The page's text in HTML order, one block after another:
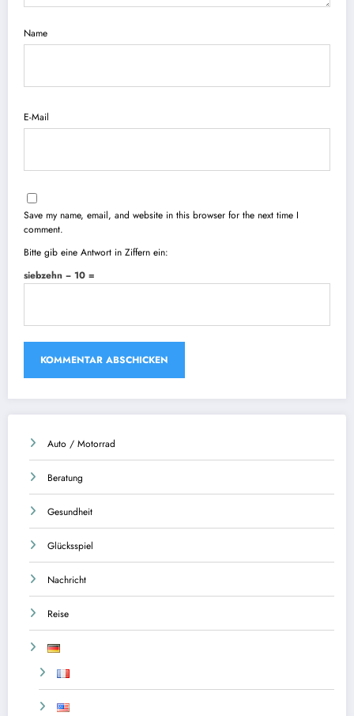
Name
E-Mail
Save my name, email, and website in this browser for the next time I
comment.
Bitte gib eine Antwort in Ziffern ein:
siebzehn − 10 =
Auto / Motorrad
Beratung
Gesundheit
Glücksspiel
Nachricht
Reise